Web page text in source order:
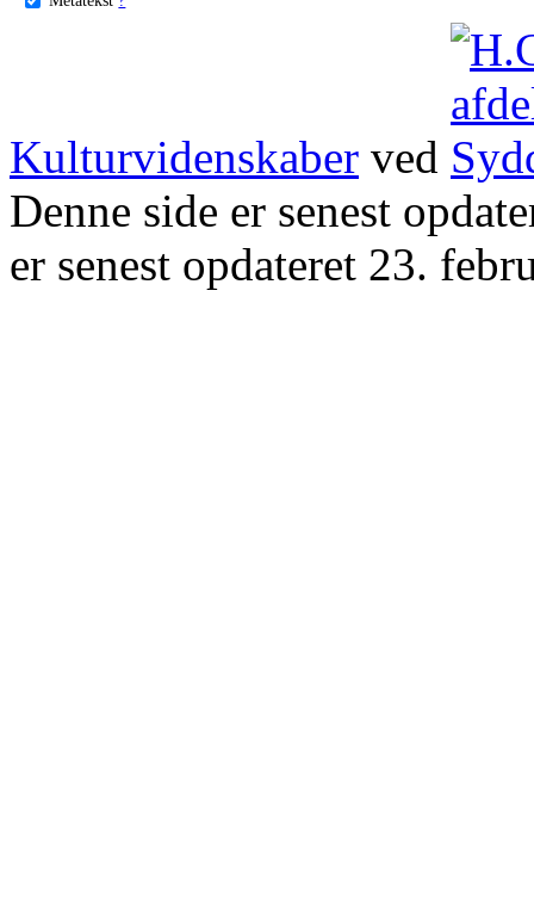
Kulturvidenskaber ved
Denne side er senest
er senest opdateret 23.